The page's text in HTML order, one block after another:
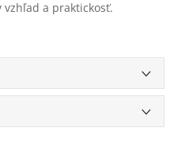
a praktickosť.